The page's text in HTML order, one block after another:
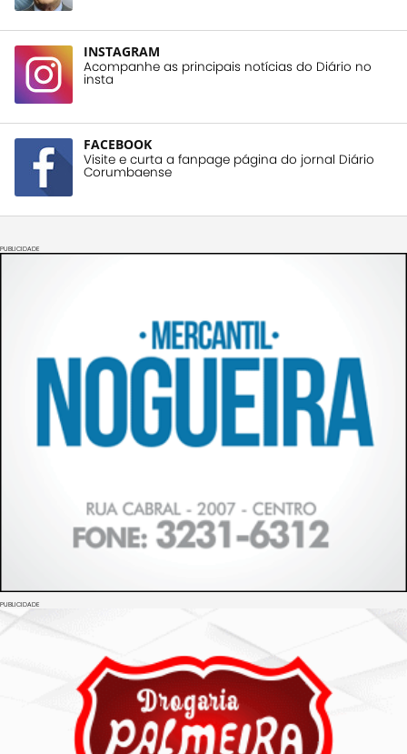
INSTAGRAM
Acompanhe as principais notícias do Diário no
insta
FACEBOOK
Visite e curta a fanpage página do jornal Diário
Corumbaense
PUBLICIDADE
PUBLICIDADE